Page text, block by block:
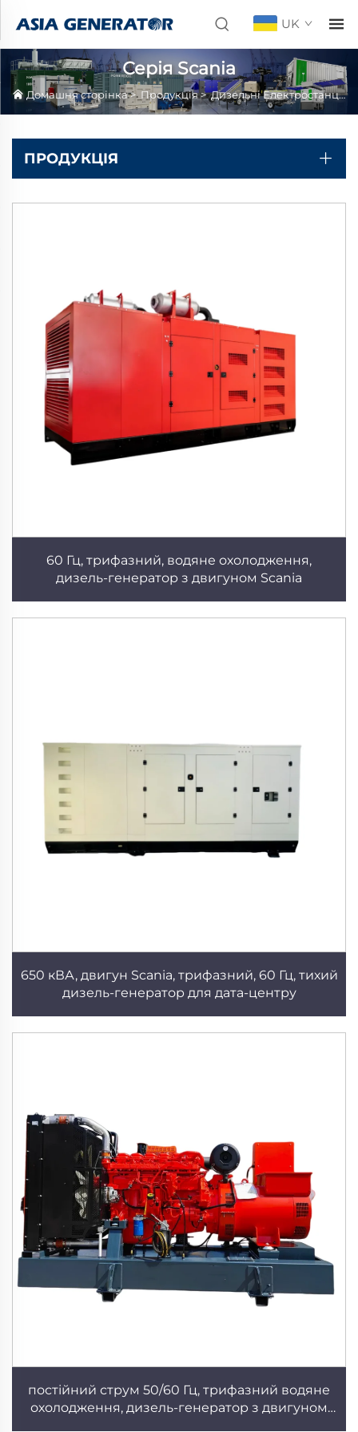
UK
Серія Scania
Домашня сторінка> Продукція>Дизельні Електростанції >
ПРОДУКЦІЯ
60 Гц, трифазний, водяне охолодження,
дизель-генератор з двигуном Scania
650 кВА, двигун Scania, трифазний, 60 Гц, тихий
дизель-генератор для дата-центру
постійний струм 50/60 Гц, трифазний водяне
охолодження, дизель-генератор з двигуном